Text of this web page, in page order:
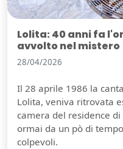
Lolita: 40 anni fa
avvolto nel mistero
28/04/2026
Il 28 aprile 1986 la
Lolita, veniva ritrovata
camera del residence
ormai da un pò di
colpevoli.